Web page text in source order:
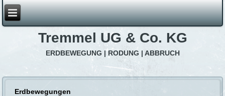
Tremmel UG & Co. KG
ERDBEWEGUNG | RODUNG | ABBRUCH
Erdbewegungen